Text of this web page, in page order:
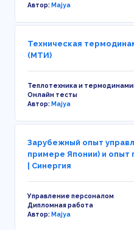
Автор:Majya
Техническая
(МТИ)
Теплотехника и
Онлайн тесты
Автор:Majya
Зарубежный опыт
примере Японии) и опыт
| Синергия
Управление персоналом
Дипломная работа
Автор:Majya